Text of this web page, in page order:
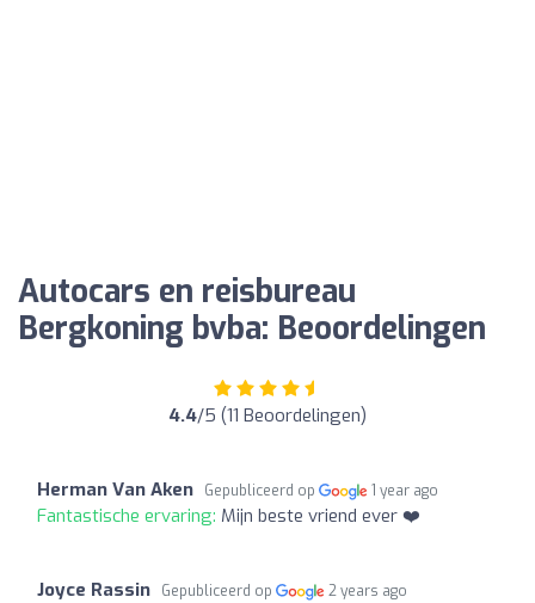
Autocars en reisbureau
Bergkoning bvba: Beoordelingen
4.4/5 (11 Beoordelingen)
Herman Van Aken Gepubliceerd op 1 year ago
Fantastische ervaring: Mijn beste vriend ever ❤️
Joyce Rassin Gepubliceerd op 2 years ago